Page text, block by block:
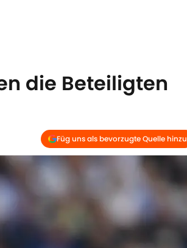
die Beteiligten
Füg uns als bevorzugte Quelle hinzu